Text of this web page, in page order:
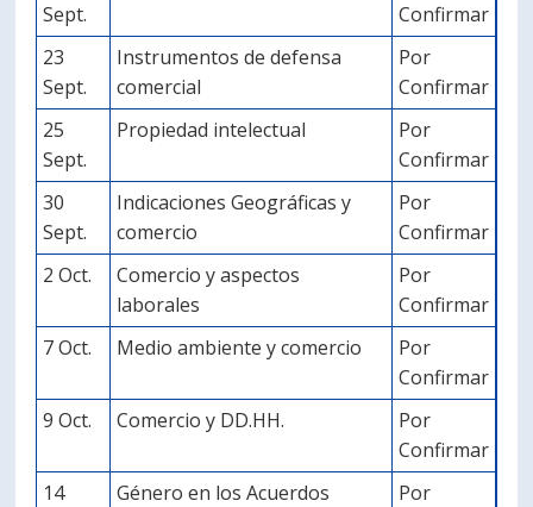
Sept.
Confirmar
23
Sept.
Instrumentos de defensa
comercial
Por
Confirmar
25
Sept.
Propiedad intelectual
Por
Confirmar
30
Sept.
Indicaciones Geográficas y
comercio
Por
Confirmar
2 Oct.
Comercio y aspectos
laborales
Por
Confirmar
7 Oct.
Medio ambiente y comercio
Por
Confirmar
9 Oct.
Comercio y DD.HH.
Por
Confirmar
14
Género en los Acuerdos
Por